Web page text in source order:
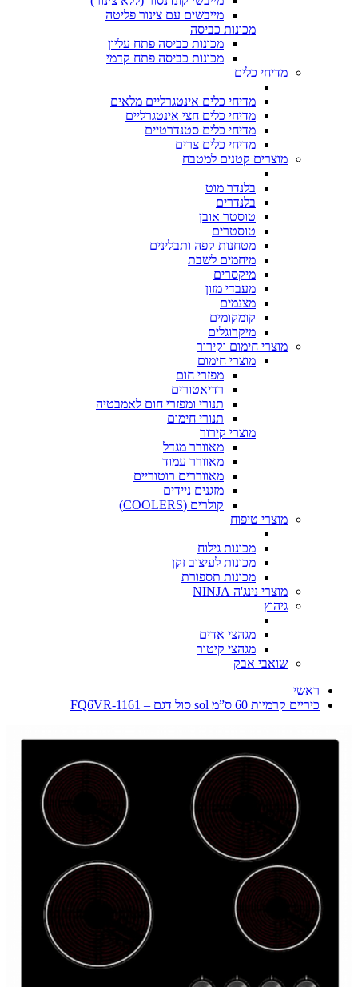
מייבשים עם צינור פליטה
מכונות כביסה
מכונות כביסה פתח עליון
מכונות כביסה פתח קדמי
מדיחי כלים
מדיחי כלים אינטגרליים מלאים
מדיחי כלים חצי אינטגרליים
מדיחי כלים סטנדרטיים
מדיחי כלים צרים
מוצרים קטנים למטבח
בלנדר מוט
בלנדרים
טוסטר אובן
טוסטרים
מטחנות קפה ותבלינים
מיחמים לשבת
מיקסרים
מעבדי מזון
מצנמים
קומקומים
מיקרוגלים
מוצרי חימום וקירור
מוצרי חימום
מפזרי חום
רדיאטורים
תנורי ומפזרי חום לאמבטיה
תנורי חימום
מוצרי קירור
מאוורר מגדל
מאוורר עמוד
מאווררים רוטוריים
מזגנים ניידים
קולרים (COOLERS)
מוצרי טיפוח
מכונות גילוח
מכונות לעיצוב זקן
מכונות תספורת
מוצרי נינג'ה NINJA
גיהוץ
מגהצי אדים
מגהצי קיטור
שואבי אבק
ראשי
כיריים קרמיות 60 ס”מ sol סול דגם – FQ6VR-1161